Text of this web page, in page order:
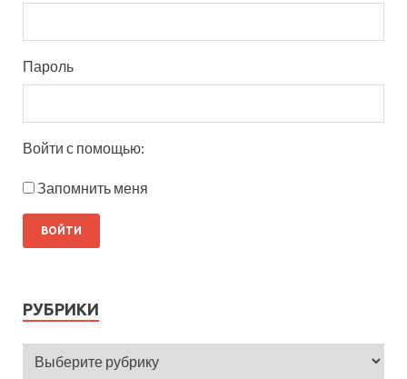
Пароль
Войти с помощью:
Запомнить меня
РУБРИКИ